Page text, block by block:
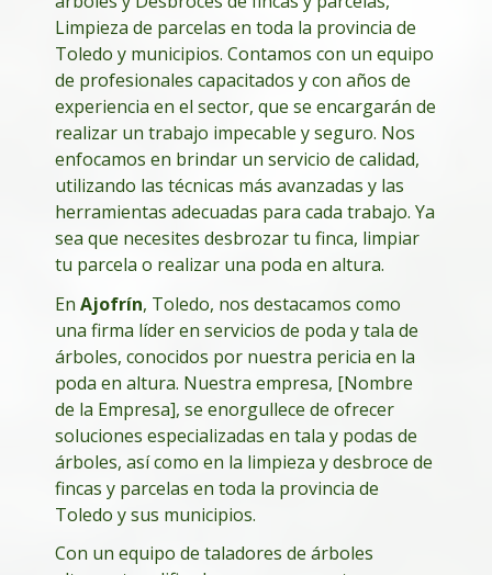
Limpieza de parcelas en toda la provincia de
Toledo y municipios. Contamos con un equipo
de profesionales capacitados y con años de
experiencia en el sector, que se encargarán de
realizar un trabajo impecable y seguro. Nos
enfocamos en brindar un servicio de calidad,
utilizando las técnicas más avanzadas y las
herramientas adecuadas para cada trabajo. Ya
sea que necesites desbrozar tu finca, limpiar
tu parcela o realizar una poda en altura.
En Ajofrín, Toledo, nos destacamos como
una firma líder en servicios de poda y tala de
árboles, conocidos por nuestra pericia en la
poda en altura. Nuestra empresa, [Nombre
de la Empresa], se enorgullece de ofrecer
soluciones especializadas en tala y podas de
árboles, así como en la limpieza y desbroce de
fincas y parcelas en toda la provincia de
Toledo y sus municipios.
Con un equipo de taladores de árboles